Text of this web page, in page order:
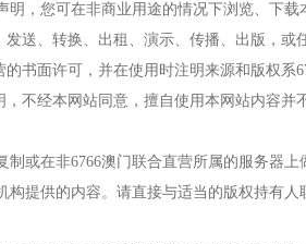
明，您可在非商业用途的情况下浏览、下
送、转换、出租、演示、传播、出版，或
书面许可，并在使用时注明来源和版权系
不经本网站同意，擅自使用本网站内容并
或在非6766澳门联合直营所属的服务器上
提供的内容。请直接与适当的版权持有